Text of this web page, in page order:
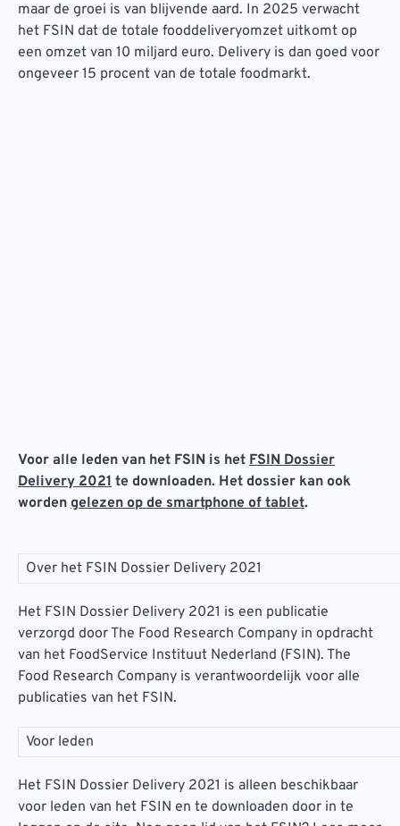
maar de groei is van blijvende aard. In 2025 verwacht
het FSIN dat de totale fooddeliveryomzet uitkomt op
een omzet van 10 miljard euro. Delivery is dan goed voor
ongeveer 15 procent van de totale foodmarkt.
Voor alle leden van het FSIN is het FSIN Dossier
Delivery 2021 te downloaden. Het dossier kan ook
worden gelezen op de smartphone of tablet.
Over het FSIN Dossier Delivery 2021
Het FSIN Dossier Delivery 2021 is een publicatie
verzorgd door The Food Research Company in opdracht
van het FoodService Instituut Nederland (FSIN). The
Food Research Company is verantwoordelijk voor alle
publicaties van het FSIN.
Voor leden
Het FSIN Dossier Delivery 2021 is alleen beschikbaar
voor leden van het FSIN en te downloaden door in te